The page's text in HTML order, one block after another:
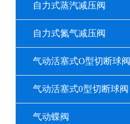
自力式蒸汽减压阀
自力式氮气减压阀
气动活塞式O型切断球阀
气动活塞式0型切断球阀
气动蝶阀